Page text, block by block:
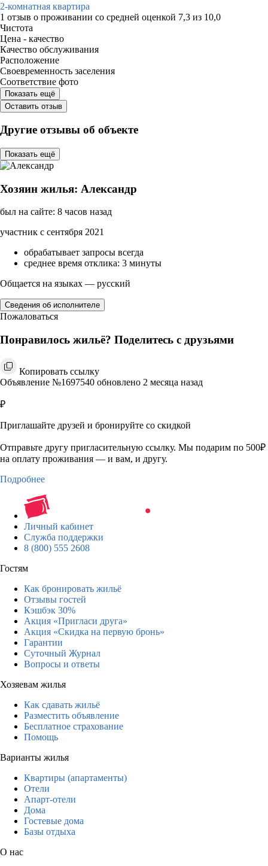
2-комнатная квартира
1 отзыв о проживании со средней оценкой 7,3 из 10,0
Чистота
Цена - качество
Качество обслуживания
Расположение
Своевременность заселения
Соответствие фото
Показать ещё
Оставить отзыв
Другие отзывы об объекте
Показать ещё
Хозяин жилья: Александр
был на сайте: 8 часов назад
участник с сентября 2021
обрабатывает запросы всегда
среднее время отклика: 3 минуты
Общается на языках — русский
Сведения об исполнителе
Пожаловаться
Понравилось жильё? Поделитесь с друзьями
Копировать ссылку
Объявление №1697540 обновлено 2 месяца назад
₽
Приглашайте друзей и бронируйте со скидкой
Отправьте другу пригласительную ссылку. Мы подарим по 500₽
на оплату проживания — и вам, и другу.
Подробнее
Личный кабинет
Служба поддержки
8 (800) 555 2608
Гостям
Как бронировать жильё
Отзывы гостей
Кэшбэк 30%
Акция «Пригласи друга»
Акция «Скидка на первую бронь»
Гарантии
Суточный Журнал
Вопросы и ответы
Хозяевам жилья
Как сдавать жильё
Разместить объявление
Бесплатное страхование
Помощь
Варианты жилья
Квартиры (апартаменты)
Отели
Апарт-отели
Дома
Гостевые дома
Базы отдыха
О нас